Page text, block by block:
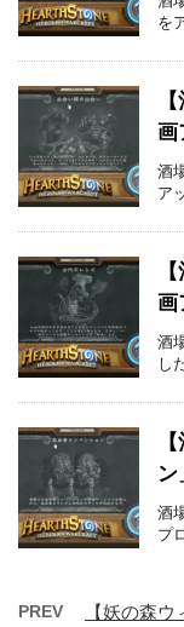
を
画
酒
ア
画
酒
し
酒
プ
PREV
【妖の森